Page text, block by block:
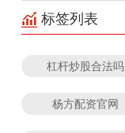
标签列表
杠杆炒股合法吗
杨方配资官网